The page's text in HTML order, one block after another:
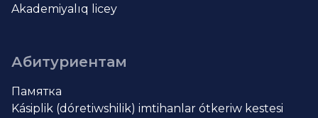
Akademiyalıq licey
Абитуриентам
Памятка
Kásiplik (dóretiwshilik) imtihanlar ótkeriw kestesi